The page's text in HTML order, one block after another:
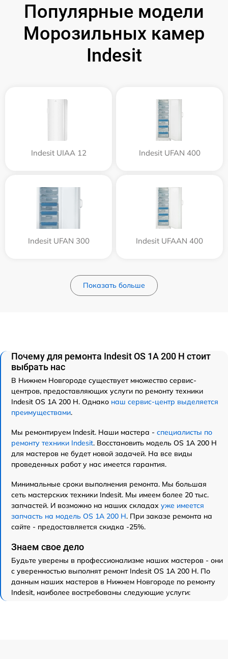
Популярные модели
Морозильных камер
Indesit
Indesit UIAA 12 Indesit UFAN 400
Indesit UFAN 300 Indesit UFAAN 400
Показать больше
Почему для ремонта Indesit OS 1A 200 H стоит
выбрать нас
В Нижнем Новгороде существует множество сервис-
центров, предоставляющих услуги по ремонту техники
Indesit OS 1A 200 H. Однако наш сервис-центр выделяется
преимуществами.
Мы ремонтируем Indesit. Наши мастера - специалисты по
ремонту техники Indesit. Восстановить модель OS 1A 200 H
для мастеров не будет новой задачей. На все виды
проведенных работ у нас имеется гарантия.
Минимальные сроки выполнения ремонта. Мы большая
сеть мастерских техники Indesit. Мы имеем более 20 тыс.
запчастей. И возможно на наших складах уже имеется
запчасть на модель OS 1A 200 H. При заказе ремонта на
сайте - предоставляется скидка -25%.
Знаем свое дело
Будьте уверены в профессионализме наших мастеров - они
с уверенностью выполнят ремонт Indesit OS 1A 200 H. По
данным наших мастеров в Нижнем Новгороде по ремонту
Indesit, наиболее востребованы следующие услуги: